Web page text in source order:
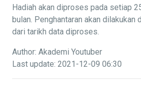
Hadiah akan diproses pada setiap
bulan. Penghantaran akan dilakukan
dari tarikh data diproses.
Author: Akademi Youtuber
Last update: 2021-12-09 06:30